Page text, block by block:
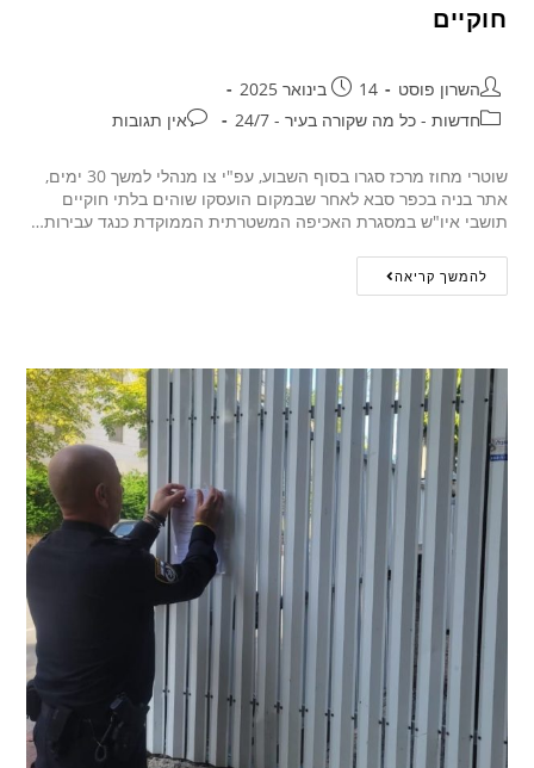
חוקיים
השרון פוסט
14 בינואר 2025
חדשות - כל מה שקורה בעיר - 24/7
אין תגובות
שוטרי מחוז מרכז סגרו בסוף השבוע, עפ"י צו מנהלי למשך 30 ימים,
אתר בניה בכפר סבא לאחר שבמקום הועסקו שוהים בלתי חוקיים
תושבי איו"ש במסגרת האכיפה המשטרתית הממוקדת כנגד עבירות…
להמשך קריאה